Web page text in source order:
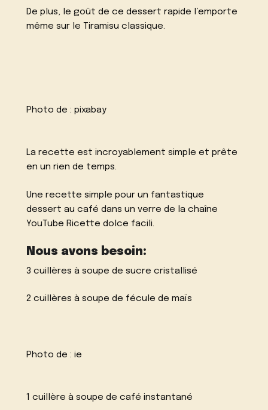
De plus, le goût de ce dessert rapide l’emporte
même sur le Tiramisu classique.
Photo de :pixabay
La recette est incroyablement simple et prête
en un rien de temps.
Une recette simple pour un fantastique
dessert au café dans un verre de la chaîne
YouTube Ricette dolce facili.
Nous avons besoin:
3 cuillères à soupe de sucre cristallisé
2 cuillères à soupe de fécule de maïs
Photo de :ie
1 cuillère à soupe de café instantané